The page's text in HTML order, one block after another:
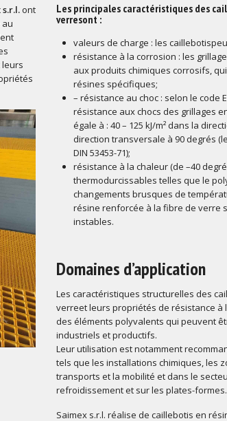
s.r.l.ont
leurs
Les principales caractéristiques des
verresont :
valeurs de charge : les
résistance à la corrosion : les
aux produits chimiques corrosifs,
résines spécifiques;
– résistance au choc : selon le code
résistance aux chocs des grillages
égale à : 40 – 125 kJ/m² dans la
direction transversale à 90 degrés
DIN 53453-71);
résistance à la chaleur (de –40
thermodurcissables telles que le
changements brusques de
résine renforcée à la fibre de verre
instables.
Domaines d’application
Les caractéristiques structurelles des
verreet leurs propriétés de résistance à
des éléments polyvalents qui peuvent
industriels et productifs.
Leur utilisation est notamment
tels que les installations chimiques, les
transports et la mobilité et dans le
refroidissement et sur les plates-formes.
Saimex s.r.l. réalise de caillebotis en